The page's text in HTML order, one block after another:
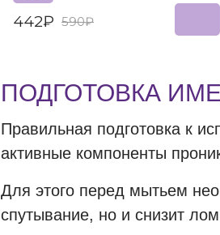
442₽ 590₽
ПОДГОТОВКА
Правильная подготовка к
активные компоненты
Для этого перед мытьем
спутывание, но и снизит